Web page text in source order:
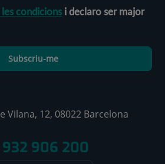
condicions i declaro ser major
Subscriu-me
Vilana, 12, 08022 Barcelona
932 906 200